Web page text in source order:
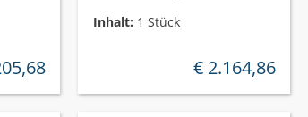
preis:
Inhalt: 1 Stück
regulärer preis:
€ 2.164,86